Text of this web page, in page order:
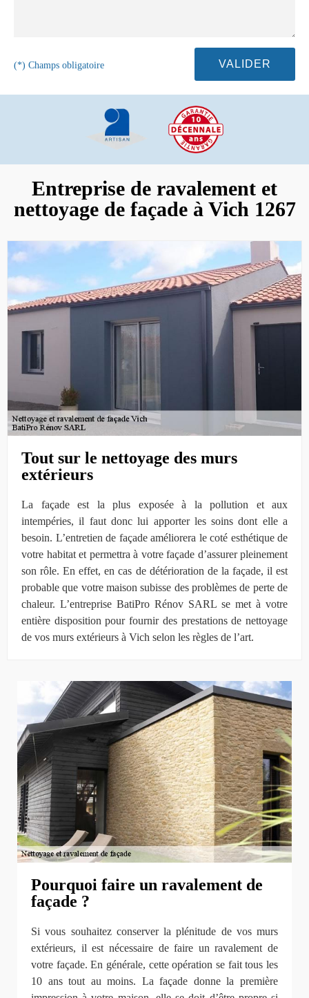
(*) Champs obligatoire
Entreprise de ravalement et
nettoyage de façade à Vich 1267
Tout sur le nettoyage des murs
extérieurs
La façade est la plus exposée à la pollution et aux
intempéries, il faut donc lui apporter les soins dont elle a
besoin. L’entretien de façade améliorera le coté esthétique de
votre habitat et permettra à votre façade d’assurer pleinement
son rôle. En effet, en cas de détérioration de la façade, il est
probable que votre maison subisse des problèmes de perte de
chaleur. L’entreprise BatiPro Rénov SARL se met à votre
entière disposition pour fournir des prestations de nettoyage
de vos murs extérieurs à Vich selon les règles de l’art.
Pourquoi faire un ravalement de
façade ?
Si vous souhaitez conserver la plénitude de vos murs
extérieurs, il est nécessaire de faire un ravalement de
votre façade. En générale, cette opération se fait tous les
10 ans tout au moins. La façade donne la première